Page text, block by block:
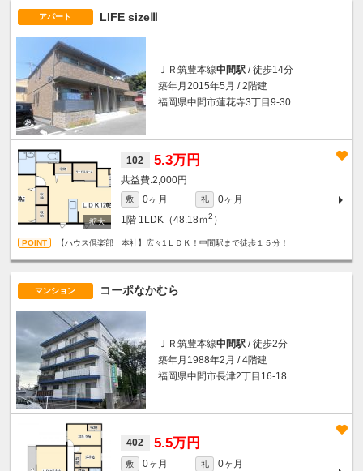
アパート LIFE sizeⅢ
ＪＲ筑豊本線中間駅 / 徒歩14分
築年月2015年5月 / 2階建
福岡県中間市蓮花寺3丁目9-30
102 5.3万円
2,000円
敷 0ヶ月 礼
0ヶ月
1階 1LDK（48.18ｍ2 ）
【ハウス倶楽部 本社】広々1ＬＤＫ！中間駅まで徒歩１５分！
マンション コーポなかむら
ＪＲ筑豊本線中間駅 / 徒歩2分
築年月1988年2月 / 4階建
福岡県中間市長津2丁目16-18
402 5.5万円
敷 0ヶ月 礼
0ヶ月